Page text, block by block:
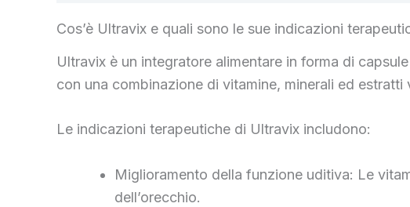
Cos’è Ultravix e quali sono le sue indicazioni
Ultravix è un integratore alimentare in forma di
con una combinazione di vitamine, minerali ed
Le indicazioni terapeutiche di Ultravix includono:
Miglioramento della funzione uditiva: Le
dell’orecchio.